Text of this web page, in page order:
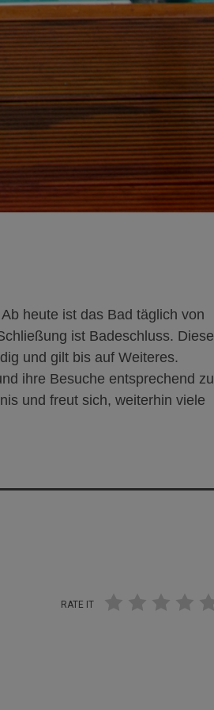
heute ist das Bad täglich von
ist Badeschluss. Diese
und gilt bis auf Weiteres.
ihre Besuche entsprechend zu
und freut sich, weiterhin viele
RATE IT